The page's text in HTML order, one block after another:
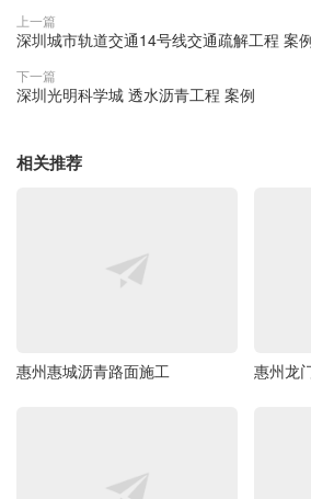
上一篇
深圳城市轨道交通14号线交通疏解工程 案
下一篇
深圳光明科学城 透水沥青工程 案例
相关推荐
惠州惠城沥青路面施工 惠州龙